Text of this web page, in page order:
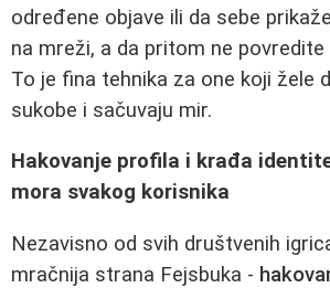
određene objave ili da sebe
na mreži, a da pritom ne
To je fina tehnika za one koji žele
sukobe i sačuvaju mir.
Hakovanje profila i krađa
mora svakog korisnika
Nezavisno od svih društvenih
mračnija strana Fejsbuka -